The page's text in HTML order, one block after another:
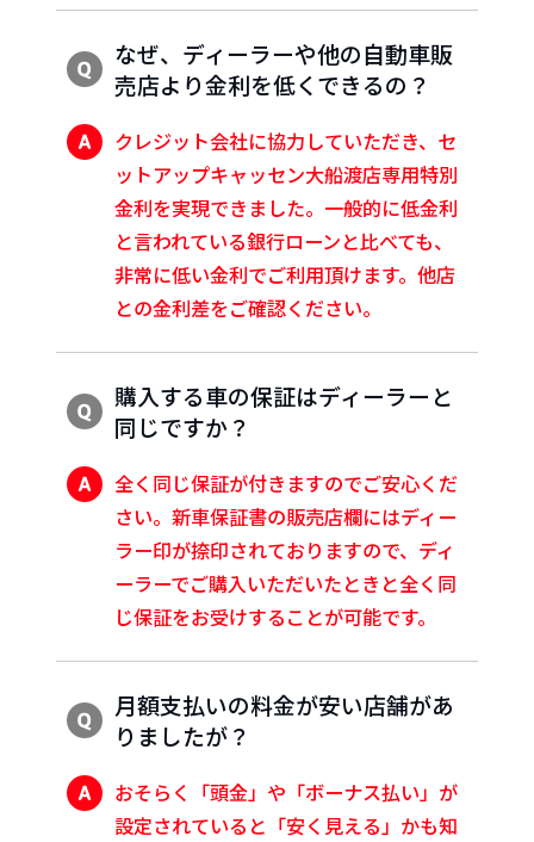
なぜ、ディーラーや他の自動車販
売店より金利を低くできるの？
クレジット会社に協力していただき、セ
ットアップキャッセン大船渡店専用特別
金利を実現できました。一般的に低金利
と言われている銀行ローンと比べても、
非常に低い金利でご利用頂けます。他店
との金利差をご確認ください。
購入する車の保証はディーラーと
同じですか？
全く同じ保証が付きますのでご安心くだ
さい。新車保証書の販売店欄にはディー
ラー印が捺印されておりますので、ディ
ーラーでご購入いただいたときと全く同
じ保証をお受けすることが可能です。
月額支払いの料金が安い店舗があ
りましたが？
おそらく「頭金」や「ボーナス払い」が
設定されていると「安く見える」かも知